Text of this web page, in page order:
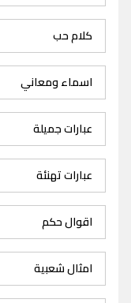
كلام حب
اسماء ومعاني
عبارات جميلة
عبارات تهنئة
اقوال حكم
امثال شعبية